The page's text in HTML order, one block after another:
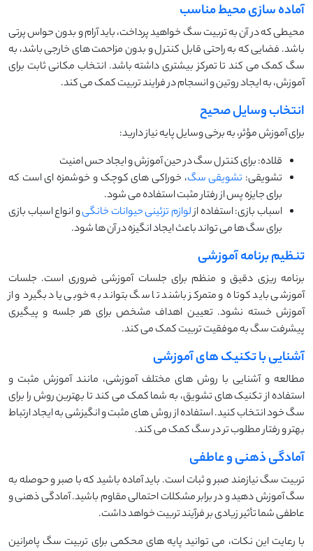
آماده سازی محیط مناسب
محیطی که در آن به تربیت سگ خواهید پرداخت، باید آرام و بدون حواس‌ پرتی
باشد. فضایی که به راحتی قابل کنترل و بدون مزاحمت ‌های خارجی باشد، به
سگ کمک می ‌کند تا تمرکز بیشتری داشته باشد. انتخاب مکانی ثابت برای
آموزش، به ایجاد روتین و انسجام در فرایند تربیت کمک می ‌کند.
انتخاب وسایل صحیح
برای آموزش مؤثر، به برخی وسایل پایه نیاز دارید:
قلاده: برای کنترل سگ در حین آموزش و ایجاد حس امنیت
تشویقی: تشویقی سگ، خوراکی های کوچک و خوشمزه ای است که
برای جایزه پس از رفتار مثبت استفاده می شود.
اسباب بازی: استفاده ازلوازم تزئینی حیوانات خانگیو انواع اسباب بازی
برای سگ ها می تواند باعث ایجاد انگیزه در آن ها شود.
تنظیم برنامه آموزشی
برنامه ‌ریزی دقیق و منظم برای جلسات آموزشی ضروری است. جلسات
آموزشی باید کوتاه و متمرکز باشند تا سگ بتواند به خوبی یاد بگیرد و از
آموزش خسته نشود. تعیین اهداف مشخص برای هر جلسه و پیگیری
پیشرفت سگ به موفقیت تربیت کمک می ‌کند.
آشنایی با تکنیک های آموزشی
مطالعه و آشنایی با روش ‌های مختلف آموزشی، مانند آموزش مثبت و
استفاده از تکنیک‌ های تشویق، به شما کمک می ‌کند تا بهترین روش را برای
سگ خود انتخاب کنید. استفاده از روش ‌های مثبت و انگیزشی به ایجاد ارتباط
بهتر و رفتار مطلوب ‌تر در سگ کمک می ‌کند.
آمادگی ذهنی و عاطفی
تربیت سگ نیازمند صبر و ثبات است. باید آماده باشید که با صبر و حوصله به
سگ آموزش دهید و در برابر مشکلات احتمالی مقاوم باشید. آمادگی ذهنی و
عاطفی شما تأثیر زیادی بر فرآیند تربیت خواهد داشت.
با رعایت این نکات، می‌ توانید پایه‌ های محکمی برای تربیت سگ پامرانین